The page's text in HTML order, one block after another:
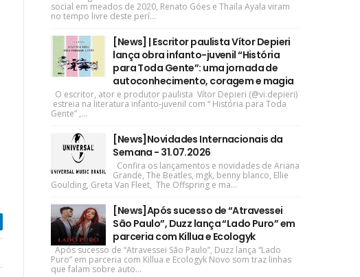
social em meados de 2020, Renato Góes e Thaila Ayala viram
no tempo livre deste perí...
[News] | Escritor paulista Vítor Depieri
lança obra infanto-juvenil “História
para Toda Gente”: uma jornada de
autoconhecimento, coragem e magia
O escritor, ator e produtor paulista Vítor Depieri (@vi.depieri)
estreia na literatura infanto-juvenil com “ História para Toda
Gente” ,...
[News]Novidades Internacionais da
Semana - 31.07.2026
Confira os lançamentos e novidades de Ariana
Grande, The Beatles, mgk, benny blanco, Ellie
Goulding, Greta Van Fleet, The Offspring e ma...
[News]Após sucesso de “Atravessei
São Paulo”, Duzz lança “Lado Puro” em
parceria com Killua e Ecologyk
Após sucesso de “Atravessei São Paulo”, Duzz lança “Lado
Puro” em parceria com Killua e Ecologyk Novo som traz linhas
que falam sobre auto...